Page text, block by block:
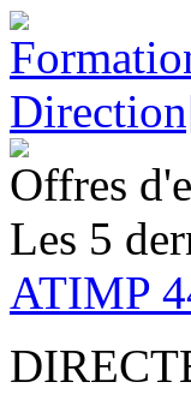
Offres
Les 5
ATIMP